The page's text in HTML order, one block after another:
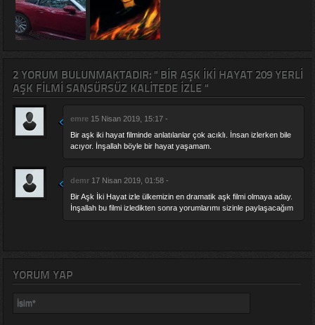
2 YORUM BULUNMAKTADIR: " BIR AŞK İKI HAYAT 209 YERLI
AŞK FILMI SANSÜRSÜZ KALITEDE IZLE "
emre 15 Nisan 2019, 15:17 -
Bir aşk iki hayat filminde anlatılanlar çok acıklı. İnsan izlerken bile
acıyor. İnşallah böyle bir hayat yaşamam.
demr 17 Nisan 2019, 01:58 -
Bir Aşk İki Hayat izle ülkemizin en dramatik aşk filmi olmaya aday.
İnşallah bu filmi izledikten sonra yorumlarımı sizinle paylaşacağım
YORUM YAP